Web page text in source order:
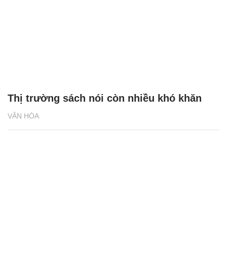
VĂN HÓA
Thị trường sách nói còn nhiều khó khăn